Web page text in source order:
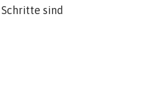
sind